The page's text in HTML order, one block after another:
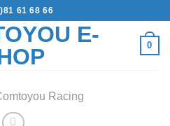
61 68 66
0
Racing